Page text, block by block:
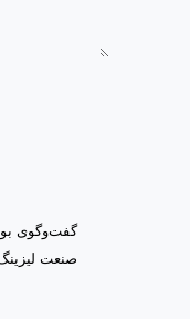
گفت‌وگوی
صنعت